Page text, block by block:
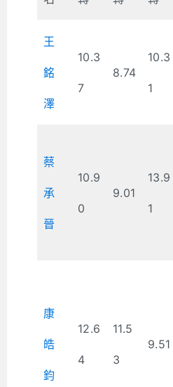
王
銘
澤
10.3
7
8.74
10.3
1
蔡
承
晉
10.9
0
9.01
13.9
1
康
皓
鈞
12.6
4
11.5
3
9.51